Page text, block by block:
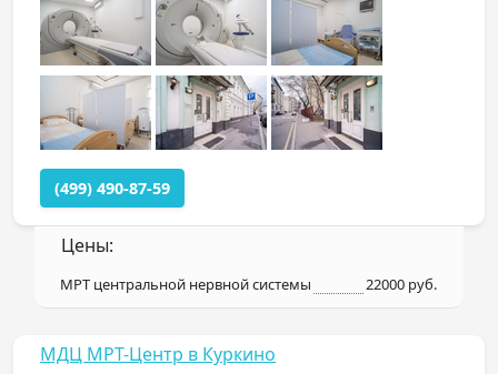
(499) 490-87-59
Цены:
МРТ центральной нервной системы 22000 руб.
МДЦ МРТ-Центр в Куркино